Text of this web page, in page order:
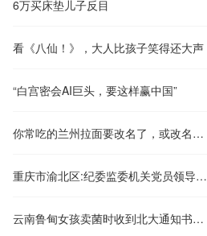
6万买床垫儿子反目
看《八仙！》，大人比孩子笑得还大声
“白宫密会AI巨头，要这样赢中国”
你常吃的兰州拉面要改名了，或改名青海拉面
重庆市渝北区:纪委监委机关党员领导干部参观《巴渝丰碑》陈列展
云南鲁甸女孩卖菌时收到北大通知书，系当地40年来首位考上北大的学生